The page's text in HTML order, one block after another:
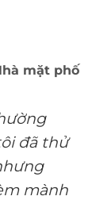
mặt phố
đã thử
mành